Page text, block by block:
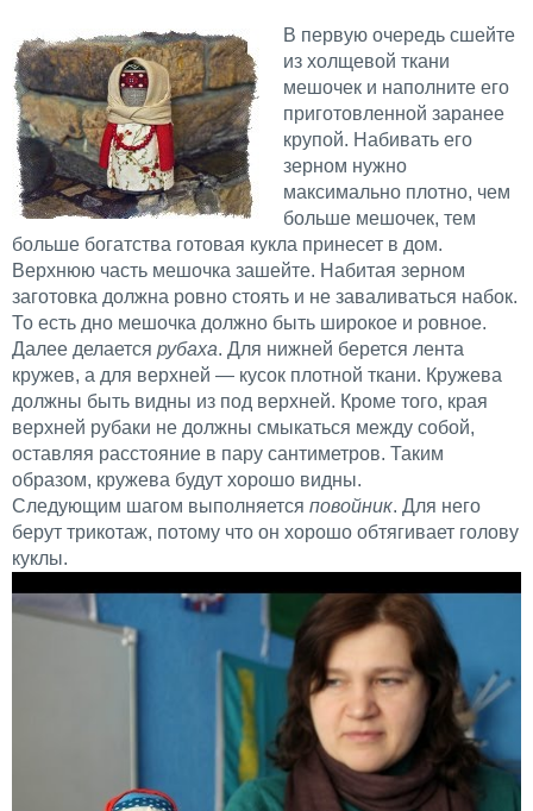
В первую очередь сшейте
из холщевой ткани
мешочек и наполните его
приготовленной заранее
крупой. Набивать его
зерном нужно
максимально плотно, чем
больше мешочек, тем
больше богатства готовая кукла принесет в дом.
Верхнюю часть мешочка зашейте. Набитая зерном
заготовка должна ровно стоять и не заваливаться набок.
То есть дно мешочка должно быть широкое и ровное.
Далее делается рубаха. Для нижней берется лента
кружев, а для верхней — кусок плотной ткани. Кружева
должны быть видны из под верхней. Кроме того, края
верхней рубаки не должны смыкаться между собой,
оставляя расстояние в пару сантиметров. Таким
образом, кружева будут хорошо видны.
Следующим шагом выполняется повойник. Для него
берут трикотаж, потому что он хорошо обтягивает голову
куклы.